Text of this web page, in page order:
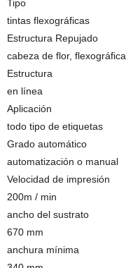
Tipo
tintas flexográficas
Estructura Repujado
cabeza de flor, flexográfica
Estructura
en línea
Aplicación
todo tipo de etiquetas
Grado automático
automatización o manual
Velocidad de impresión
200m / min
ancho del sustrato
670 mm
anchura mínima